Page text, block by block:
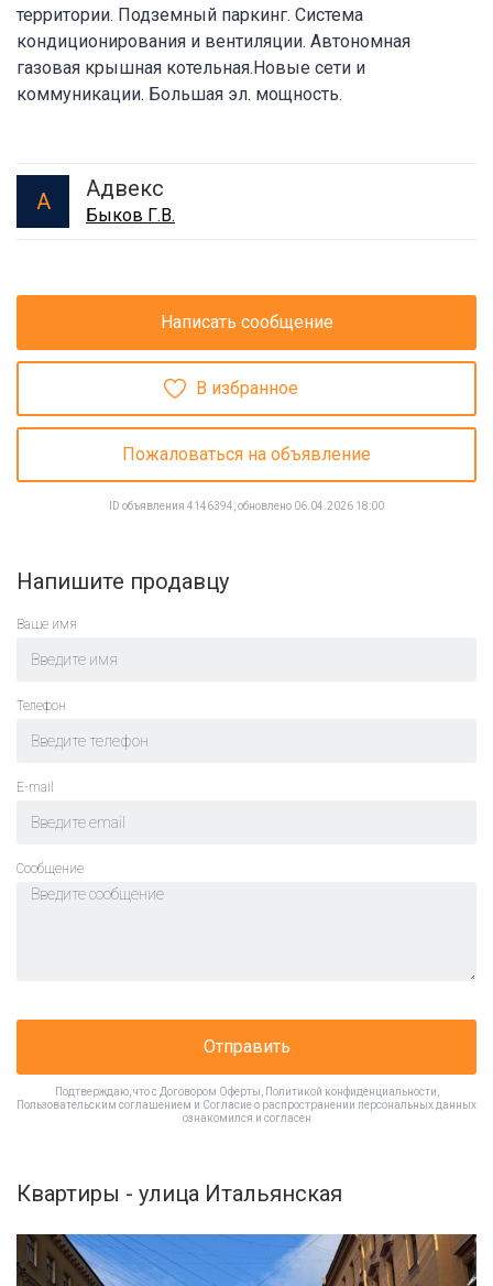
территории. Подземный паркинг. Система
кондиционирования и вентиляции. Автономная
газовая крышная котельная.Новые сети и
коммуникации. Большая эл. мощность.
А Адвекс
Быков Г.В.
Написать сообщение
В избранное
Пожаловаться на объявление
ID объявления 4146394, обновлено 06.04.2026 18:00
Напишите продавцу
Ваше имя
Телефон
E-mail
Cообщение
Отправить
Подтверждаю, что с Договором Оферты Политикой конфиденциальности
Пользовательским соглашением и Согласие о распространении персональных данных
ознакомился и согласен
Квартиры - улица Итальянская